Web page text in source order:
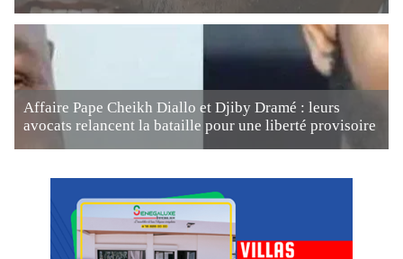
Affaire Pape Cheikh Diallo et Djiby Dramé : leurs
avocats relancent la bataille pour une liberté provisoire